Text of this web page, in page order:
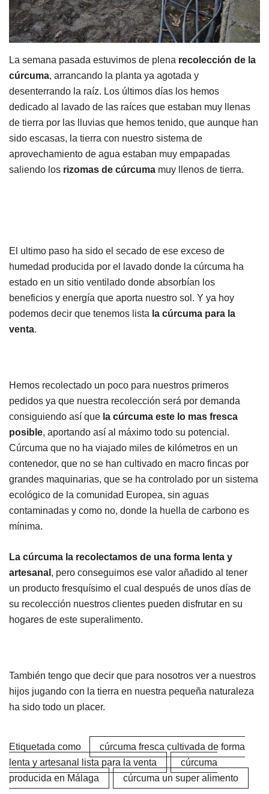
La semana pasada estuvimos de plena recolección de la
cúrcuma, arrancando la planta ya agotada y
desenterrando la raíz. Los últimos días los hemos
dedicado al lavado de las raíces que estaban muy llenas
de tierra por las lluvias que hemos tenido, que aunque han
sido escasas, la tierra con nuestro sistema de
aprovechamiento de agua estaban muy empapadas
saliendo los rizomas de cúrcuma muy llenos de tierra.
El ultimo paso ha sido el secado de ese exceso de
humedad producida por el lavado donde la cúrcuma ha
estado en un sitio ventilado donde absorbían los
beneficios y energía que aporta nuestro sol. Y ya hoy
podemos decir que tenemos lista la cúrcuma para la
venta.
Hemos recolectado un poco para nuestros primeros
pedidos ya que nuestra recolección será por demanda
consiguiendo así que la cúrcuma este lo mas fresca
posible, aportando así al máximo todo su potencial.
Cúrcuma que no ha viajado miles de kilómetros en un
contenedor, que no se han cultivado en macro fincas por
grandes maquinarias, que se ha controlado por un sistema
ecológico de la comunidad Europea, sin aguas
contaminadas y como no, donde la huella de carbono es
mínima.
La cúrcuma la recolectamos de una forma lenta y
artesanal , pero conseguimos ese valor añadido al tener
un producto fresquísimo el cual después de unos días de
su recolección nuestros clientes pueden disfrutar en su
hogares de este superalimento.
También tengo que decir que para nosotros ver a nuestros
hijos jugando con la tierra en nuestra pequeña naturaleza
ha sido todo un placer.
Etiquetada como
cúrcuma fresca cultivada de forma
lenta y artesanal lista para la venta
cúrcuma
producida en Málaga
cúrcuma un super alimento